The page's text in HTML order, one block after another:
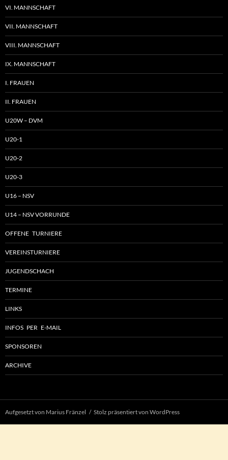
VI. MANNSCHAFT
VII. MANNSCHAFT
VIII. MANNSCHAFT
IX. MANNSCHAFT
I. FRAUEN
II. FRAUEN
U20W – DVM
U20-1
U20-2
U20-3
U16 – NSV
U14 – NSV VORRUNDE
OFFENE TURNIERE
VEREINSTURNIERE
JUGENDSCHACH
TERMINE
LINKS
INFOS PER E-MAIL
SPONSOREN
ARCHIVE
Aufgesetzt von Marius Fränzel Stolz präsentiert von WordPress